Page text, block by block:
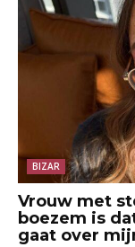
BIZAR
Vrouw met
boezem is
gaat over